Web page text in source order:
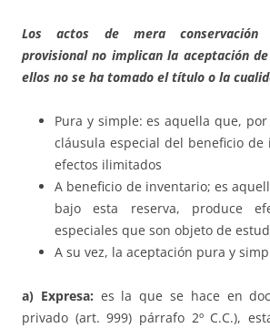
Los actos de mera conservación
provisional no implican la aceptación
ellos no se ha tomado el título o la
Pura y simple: es aquella que,
cláusula especial del beneficio
efectos ilimitados
A beneficio de inventario; es
bajo esta reserva, produce
especiales que son objeto de
A su vez, la aceptación pura y
a) Expresa: es la que se hace en
privado (art. 999) párrafo 2º C.C.),